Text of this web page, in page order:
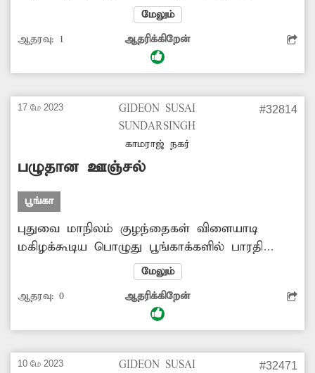
உள்ளிட்ட விளையாட்டு உபகரணங்கள்
உள்ளன. இவை முறையான பராமரிப்பு இன்றி
உடைந்துபோய் உள்ளது. இதனை சரிசெய்ய
மேலும்
ஆதரவு: 1 ஆதரிக்கிறேன்
17 மே 2023
GIDEON SUSAI
SUNDARSINGH
காமராஜ் நகர்
#32814
பழுதான ஊஞ்சல்
பூங்கா
புதுவை மாநிலம் குழந்தைகள் விளையாடி
மகிழக்கூடிய பொழுது பூங்காக்களில் பாரதி
பூங்காவும் ஒன்று. முறையாக பராமரிப்பு
இல்லாத காரணத்தால், அங்கு சிறுவர்கள்
விளையாடி மகிழும் ஊஞ்சல் சேதமாகி
உடைந்து கிடக்கிறது. அதிகாரிகள் பராமரிக்கு
மேலும்
ஆதரவு: 0 ஆதரிக்கிறேன்
10 மே 2023
GIDEON SUSAI
#32471